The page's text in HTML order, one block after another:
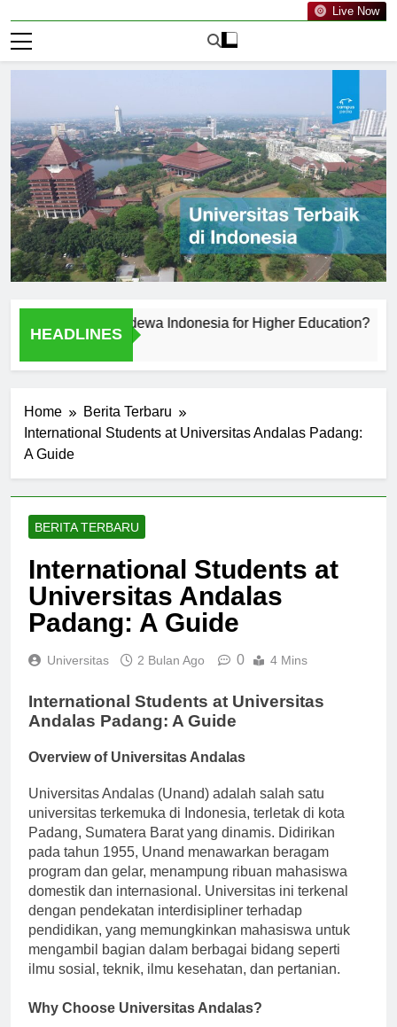
Live Now
HEADLINES
PGRI Mahadewa Indonesia for Higher Education?
Home
Berita Terbaru
International Students at Universitas Andalas Padang:
A Guide
BERITA TERBARU
International Students at
Universitas Andalas
Padang: A Guide
Universitas 2 Bulan Ago 0 4 Mins
International Students at Universitas
Andalas Padang: A Guide
Overview of Universitas Andalas
Universitas Andalas (Unand) adalah salah satu
universitas terkemuka di Indonesia, terletak di kota
Padang, Sumatera Barat yang dinamis. Didirikan
pada tahun 1955, Unand menawarkan beragam
program dan gelar, menampung ribuan mahasiswa
domestik dan internasional. Universitas ini terkenal
dengan pendekatan interdisipliner terhadap
pendidikan, yang memungkinkan mahasiswa untuk
mengambil bagian dalam berbagai bidang seperti
ilmu sosial, teknik, ilmu kesehatan, dan pertanian.
Why Choose Universitas Andalas?